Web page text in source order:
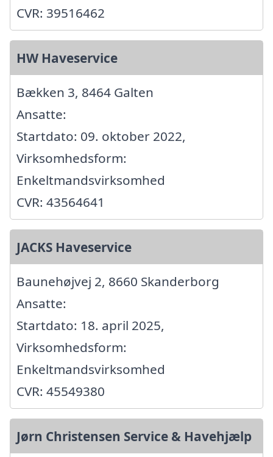
CVR: 39516462
HW Haveservice
Bækken 3, 8464 Galten
Ansatte:
Startdato: 09. oktober 2022,
Virksomhedsform:
Enkeltmandsvirksomhed
CVR: 43564641
JACKS Haveservice
Baunehøjvej 2, 8660 Skanderborg
Ansatte:
Startdato: 18. april 2025,
Virksomhedsform:
Enkeltmandsvirksomhed
CVR: 45549380
Jørn Christensen Service & Havehjælp